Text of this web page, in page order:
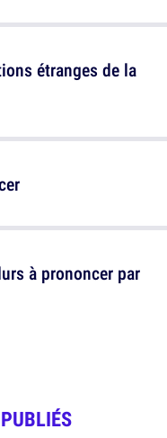
à prononcer par
étranges de la